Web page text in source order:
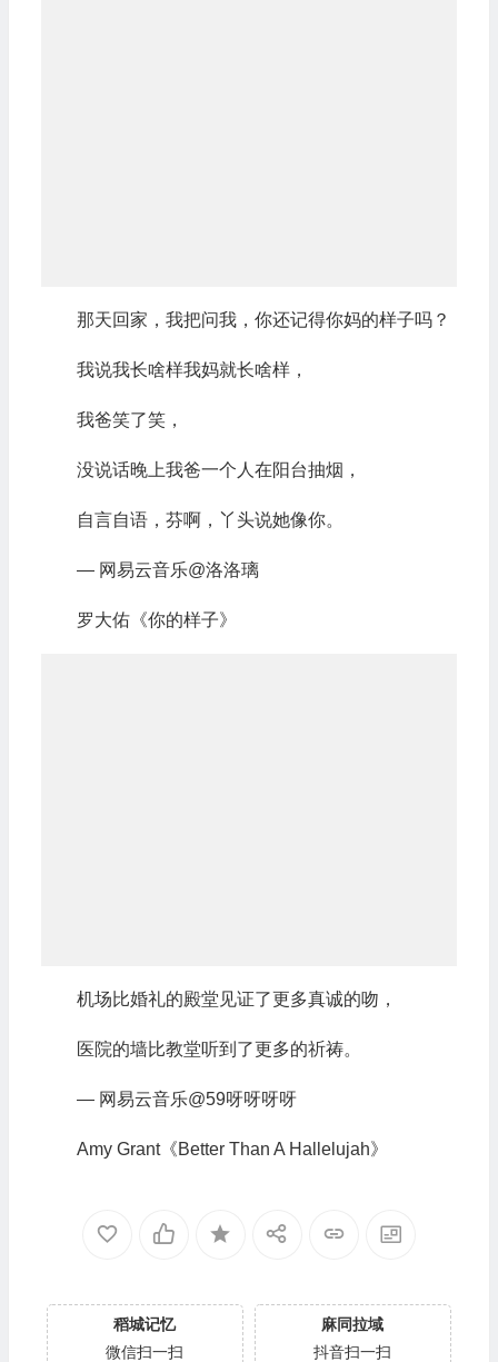
那天回家，我把问我，你还记得你妈的样子吗？
我说我长啥样我妈就长啥样，
我爸笑了笑，
没说话晚上我爸一个人在阳台抽烟，
自言自语，芬啊，丫头说她像你。
— 网易云音乐@洛洛璃
罗大佑《你的样子》
机场比婚礼的殿堂见证了更多真诚的吻，
医院的墙比教堂听到了更多的祈祷。
— 网易云音乐@59呀呀呀呀
Amy Grant《Better Than A Hallelujah》
稻城记忆
微信扫一扫
麻同拉域
抖音扫一扫